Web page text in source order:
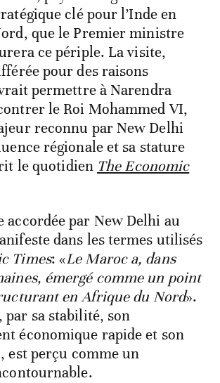
clé pour l’Inde en
que le Premier ministre
ce périple. La visite,
pour des raisons
permettre à Narendra
le Roi Mohammed VI,
reconnu par New Delhi
régionale et sa stature
le quotidien The Economic
accordée par New Delhi au
dans les termes utilisés
Times: «Le Maroc a, dans
émergé comme un point
en Afrique du Nord».
par sa stabilité, son
économique rapide et son
est perçu comme un